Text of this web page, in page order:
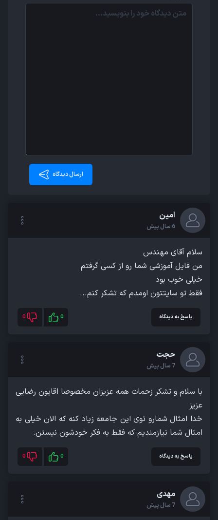
ارسال دیدگاه
امین
6 سال پیش
فقط تو سایتتون اومدم که تشکر کنم...
پاسخ به دیدگاه 0
0
حجت
7 سال پیش
با سلام و تشکر زحمات همه عزیزان مخصوصا اقایون رضایی
خدا امثال شمارو توی این جامعه زیاد کنه که الان خیلی به
امثال شما نیازمندیم که فقط به فکر خودشون نیستن.
پاسخ به دیدگاه 0
0
مهدی
7 سال پیش